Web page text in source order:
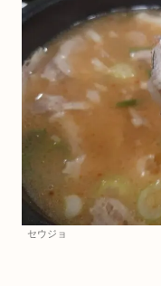
セウジョ